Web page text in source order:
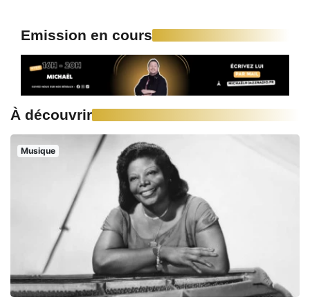
Emission en cours
À découvrir
Musique